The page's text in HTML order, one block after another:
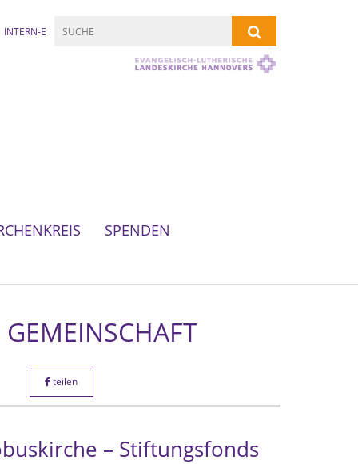
INTERN-E
SPENDEN
teilen
– Stiftungsfonds